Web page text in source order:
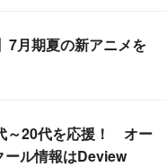
7月期夏の新アニメを
～20代を応援！ オー
ール情報はDeview